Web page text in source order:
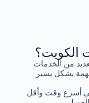
الكويت؟
من الخدمات
بشكل يسير
في أسرع وقت وأقل